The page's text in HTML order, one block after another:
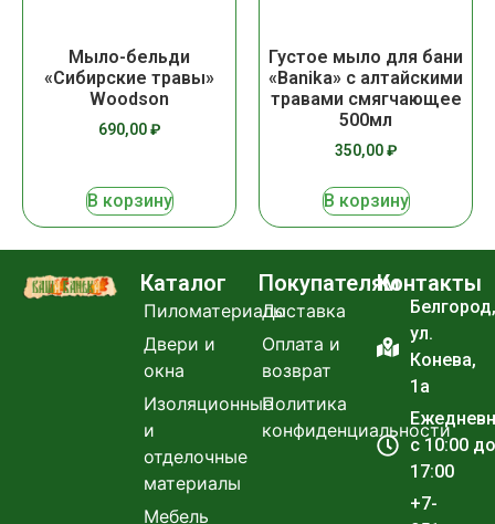
Мыло-бельди
«Сибирские травы»
Woodson
690,00₽
В корзину
Густое мыло для бани
«Banika» с алтайскими
травами смягчающее
500мл
350,00₽
В корзину
Каталог
Пиломатериалы
Двери и
окна
Изоляционные
и
отделочные
материалы
Мебель
Покупателям
Доставка
Оплата и
возврат
Политика
конфиденциальности
Контакты
Белгород,
ул.
Конева,
1а
с 10:00 до
17:00
+7-